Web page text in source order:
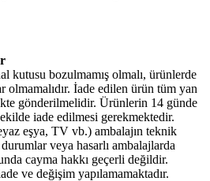
kutusu bozulmamış olmalı, ürünlerde
İade edilen ürün tüm yan
gönderilmelidir. Ürünlerin 14 günde
iade edilmesi gerekmektedir.
eşya, TV vb.) ambalajın teknik
durumlar veya hasarlı ambalajlarda
cayma hakkı geçerli değildir.
ve değişim yapılamamaktadır.